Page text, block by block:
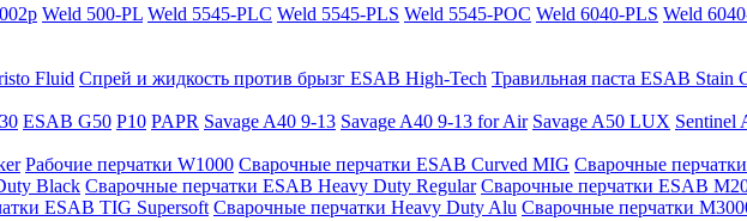
Weld 500-PL Weld 5545-PLC Weld 5545-PLS Weld 5545-POC Weld 6040-PLS Weld
Fluid Спрей и жидкость против брызг ESAB High-Tech Травильная паста ESAB Stain
ESAB G50 P10 PAPR Savage A40 9-13 Savage A40 9-13 for Air Savage A50 LUX Sentinel
Рабочие перчатки W1000 Сварочные перчатки ESAB Curved MIG Сварочные
Black Сварочные перчатки ESAB Heavy Duty Regular Сварочные перчатки ESAB
ESAB TIG Supersoft Сварочные перчатки Heavy Duty Alu Сварочные перчатки